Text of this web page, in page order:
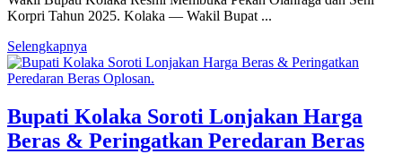
Korpri Tahun 2025. Kolaka — Wakil Bupat ...
Selengkapnya
Bupati Kolaka Soroti Lonjakan Harga
Beras & Peringatkan Peredaran Beras